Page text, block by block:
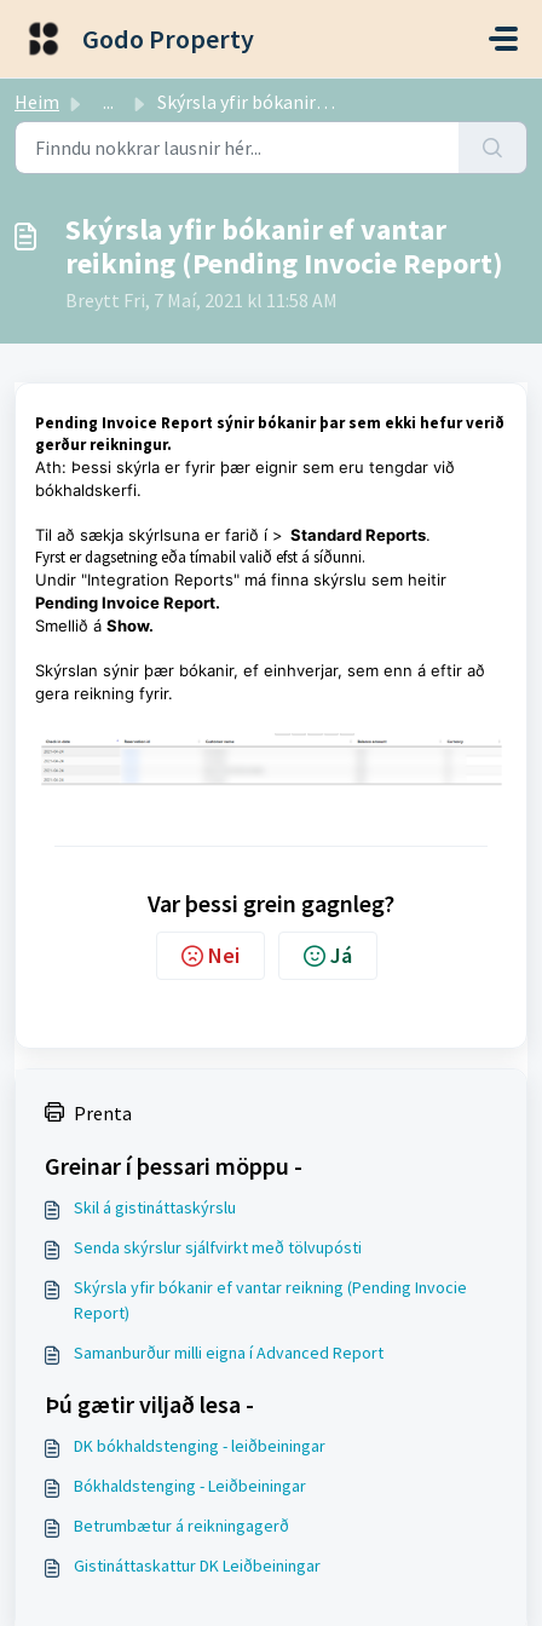
Godo Property
Heim ... Skýrsla yfir bókanir ef vantar reikning (Pending Invocie ...
Skýrsla yfir bókanir ef vantar
reikning (Pending Invocie Report)
Breytt Fri, 7 Maí, 2021 kl 11:58 AM
Pending Invoice Report sýnir bókanir þar sem ekki hefur verið
gerður reikningur.
Ath: Þessi skýrla er fyrir þær eignir sem eru tengdar við
bókhaldskerfi.
Til að sækja skýrlsuna er farið í > Standard Reports.
Fyrst er dagsetning eða tímabil valið efst á síðunni.
Undir "Integration Reports" má finna skýrslu sem heitir
Pending Invoice Report.
Smellið á Show.
Skýrslan sýnir þær bókanir, ef einhverjar, sem enn á eftir að
gera reikning fyrir.
Var þessi grein gagnleg?
Nei Já
Prenta
Greinar í þessari möppu -
Skil á gistináttaskýrslu
Senda skýrslur sjálfvirkt með tölvupósti
Skýrsla yfir bókanir ef vantar reikning (Pending Invocie
Report)
Samanburður milli eigna í Advanced Report
Þú gætir viljað lesa -
DK bókhaldstenging - leiðbeiningar
Bókhaldstenging - Leiðbeiningar
Betrumbætur á reikningagerð
Gistináttaskattur DK Leiðbeiningar